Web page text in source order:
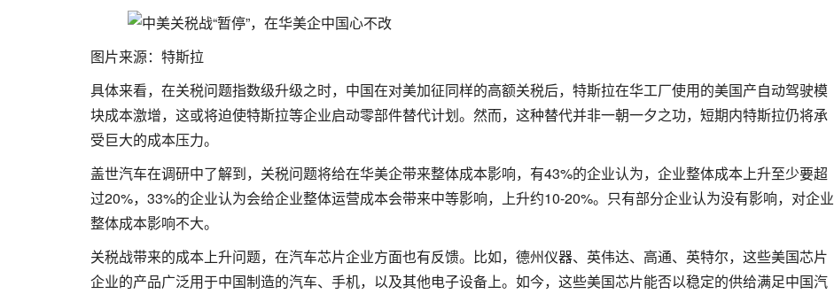
图片来源：特斯拉
具体来看，在关税问题指数级升级之时，中国在对美加征同样的高额关税后，特斯拉在华工厂使用的美国产自动驾驶模
块成本激增，这或将迫使特斯拉等企业启动零部件替代计划。然而，这种替代并非一朝一夕之功，短期内特斯拉仍将承
受巨大的成本压力。
盖世汽车在调研中了解到，关税问题将给在华美企带来整体成本影响，有43%的企业认为，企业整体成本上升至少要超
过20%，33%的企业认为会给企业整体运营成本会带来中等影响，上升约10-20%。只有部分企业认为没有影响，对企业
整体成本影响不大。
关税战带来的成本上升问题，在汽车芯片企业方面也有反馈。比如，德州仪器、英伟达、高通、英特尔，这些美国芯片
企业的产品广泛用于中国制造的汽车、手机，以及其他电子设备上。如今，这些美国芯片能否以稳定的供给满足中国汽